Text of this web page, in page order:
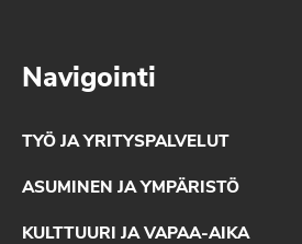
Navigointi
TYÖ JA YRITYSPALVELUT
ASUMINEN JA YMPÄRISTÖ
KULTTUURI JA VAPAA-AIKA